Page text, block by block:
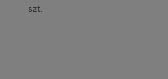
szt.